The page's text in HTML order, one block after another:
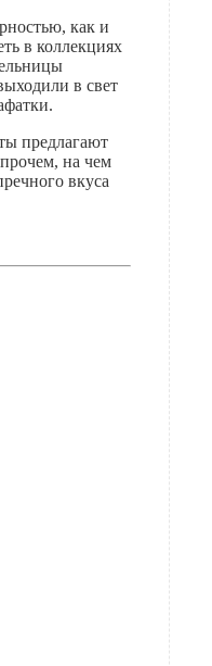
как и
в коллекциях
в свет
предлагают
на чем
вкуса